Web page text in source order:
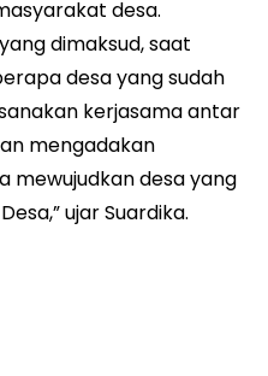
desa.
dimaksud, saat
desa yang sudah
kerjasama antar
mengadakan
mewujudkan desa yang
ujar Suardika.